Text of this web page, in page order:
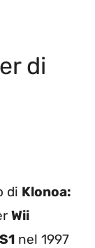
di
di Klonoa:
Wii
nel 1997